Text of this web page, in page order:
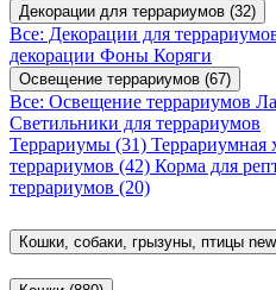
Декорации для террариумов (32)
Все: Декорации для
декорации Фоны Коряги
Освещение террариумов (67)
Все: Освещение террариумов
Светильники для террариумов
Террариумы (31) Террариумная
террариумов (42) Корма для
террариумов (20)
Кошки, собаки, грызуны, птицы new